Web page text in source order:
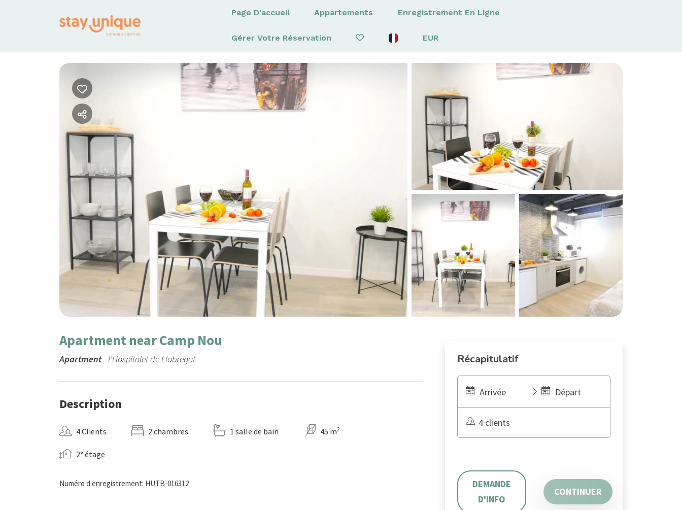
Page D'accueil Appartements Enregistrement En Ligne
Gérer Votre Réservation EUR
Apartment near Camp Nou
Apartment- l'Hospitalet de Llobregat
Description
4 Clients 2 chambres 1 salle de bain 45 m2
2° étage
Numéro d'enregistrement: HUTB-016312
Récapitulatif
Arrivée Départ
4 clients
DEMANDE
D'INFO
CONTINUER